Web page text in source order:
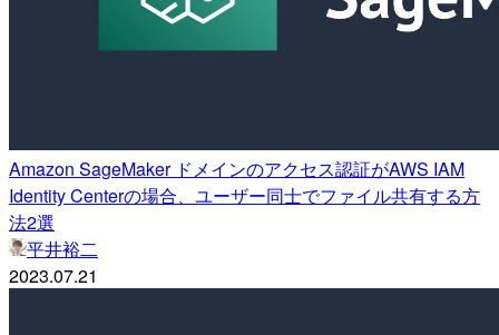
Amazon SageMaker ドメインのアクセス認証がAWS IAM
Identity Centerの場合、ユーザー同士でファイル共有する方
法2選
平井裕二
2023.07.21